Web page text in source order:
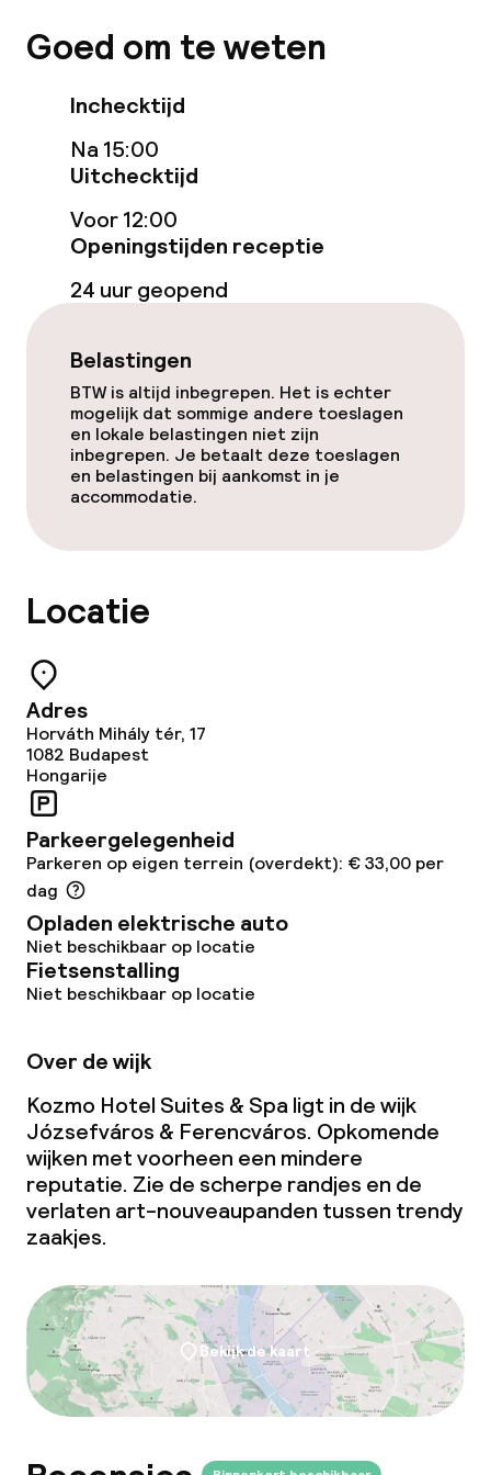
Spa behandelingen
Massage
Schoonheidssalon
Fitnessruimte / gym
Entertainment
Gratis wifi
Eet- en drinkgelegenheden
Restaurant
Eet- en drinkdiensten
Lunch à la carte
Diner à la carte
Zakelijke faciliteiten
Conferentieruimte
Vergaderruimte
Beleid
Overal rookvrij
Goed om te weten
Inchecktijd
Na 15:00
Uitchecktijd
Voor 12:00
Openingstijden receptie
24 uur geopend
Belastingen
BTW is altijd inbegrepen. Het is echter
mogelijk dat sommige andere toeslagen
en lokale belastingen niet zijn
inbegrepen. Je betaalt deze toeslagen
en belastingen bij aankomst in je
accommodatie.
Locatie
Adres
Horváth Mihály tér, 17
1082 Budapest
Hongarije
Parkeergelegenheid
Parkeren op eigen terrein (overdekt): € 33,00 per
dag
Opladen elektrische auto
Niet beschikbaar op locatie
Fietsenstalling
Niet beschikbaar op locatie
Over de wijk
Kozmo Hotel Suites & Spa ligt in de wijk
Józsefváros & Ferencváros. Opkomende
wijken met voorheen een mindere
reputatie. Zie de scherpe randjes en de
verlaten art-nouveaupanden tussen trendy
zaakjes.
Bekijk de kaart